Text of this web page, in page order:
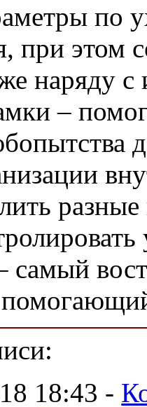
по
при этом
наряду
–
самый
18:43 -